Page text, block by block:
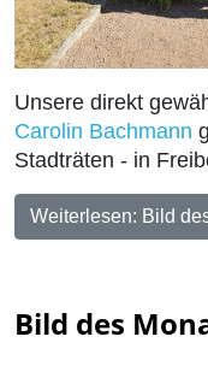
Unsere direkt
Carolin Bachmann
Stadträten - in
Weiterlesen: Bild
Bild des